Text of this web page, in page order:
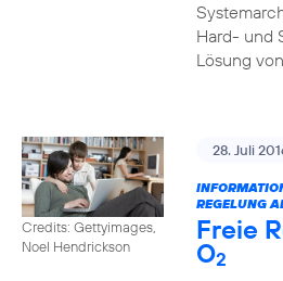
Hard- und
Lösung
Credits: Gettyimages,
Noel Hendrickson
28. Juli
REGELUNG
Freie
O2